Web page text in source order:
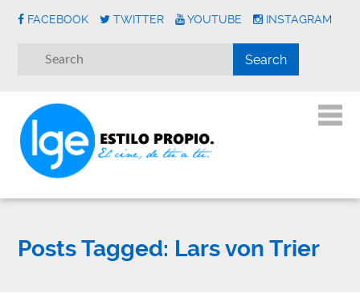
FACEBOOK TWITTER YOUTUBE INSTAGRAM
Posts Tagged: Lars von Trier